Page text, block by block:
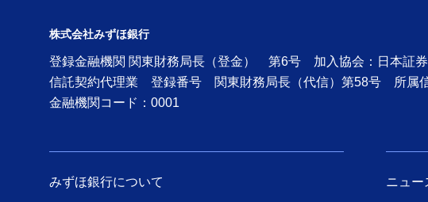
株式会社みずほ銀行
登録金融機関 関東財務局長（登金） 第6号 加入協会：日本証
信託契約代理業 登録番号 関東財務局長（代信）第58号 所属
金融機関コード：0001
みずほ銀行について ニュー